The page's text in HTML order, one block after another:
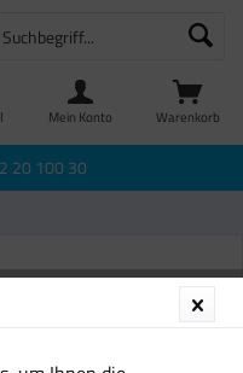
Warenkorb
Mein Konto
20 100 30